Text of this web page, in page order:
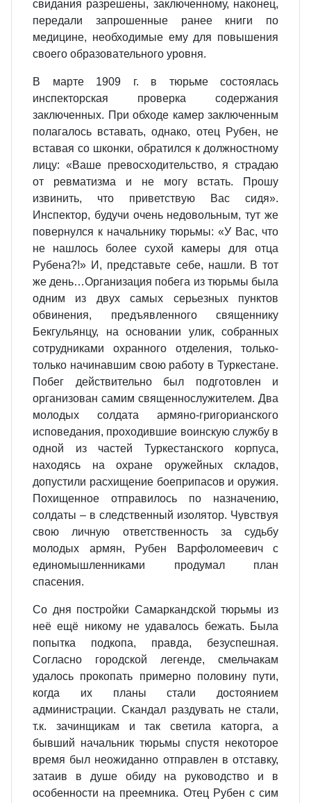
свидания разрешены, заключенному, наконец,
передали запрошенные ранее книги по
медицине, необходимые ему для повышения
своего образовательного уровня.
В марте 1909 г. в тюрьме состоялась
инспекторская проверка содержания
заключенных. При обходе камер заключенным
полагалось вставать, однако, отец Рубен, не
вставая со шконки, обратился к должностному
лицу: «Ваше превосходительство, я страдаю
от ревматизма и не могу встать. Прошу
извинить, что приветствую Вас сидя».
Инспектор, будучи очень недовольным, тут же
повернулся к начальнику тюрьмы: «У Вас, что
не нашлось более сухой камеры для отца
Рубена?!» И, представьте себе, нашли. В тот
же день…Организация побега из тюрьмы была
одним из двух самых серьезных пунктов
обвинения, предъявленного священнику
Бекгульянцу, на основании улик, собранных
сотрудниками охранного отделения, только-
только начинавшим свою работу в Туркестане.
Побег действительно был подготовлен и
организован самим священнослужителем. Два
молодых солдата армяно-григорианского
исповедания, проходившие воинскую службу в
одной из частей Туркестанского корпуса,
находясь на охране оружейных складов,
допустили расхищение боеприпасов и оружия.
Похищенное отправилось по назначению,
солдаты – в следственный изолятор. Чувствуя
свою личную ответственность за судьбу
молодых армян, Рубен Варфоломеевич с
единомышленниками продумал план
спасения.
Со дня постройки Самаркандской тюрьмы из
неё ещё никому не удавалось бежать. Была
попытка подкопа, правда, безуспешная.
Согласно городской легенде, смельчакам
удалось прокопать примерно половину пути,
когда их планы стали достоянием
администрации. Скандал раздувать не стали,
т.к. зачинщикам и так светила каторга, а
бывший начальник тюрьмы спустя некоторое
время был неожиданно отправлен в отставку,
затаив в душе обиду на руководство и в
особенности на преемника. Отец Рубен с сим